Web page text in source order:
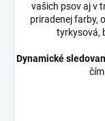
vašich psov aj v
priradenej farby,
tyrkysová,
Dynamické